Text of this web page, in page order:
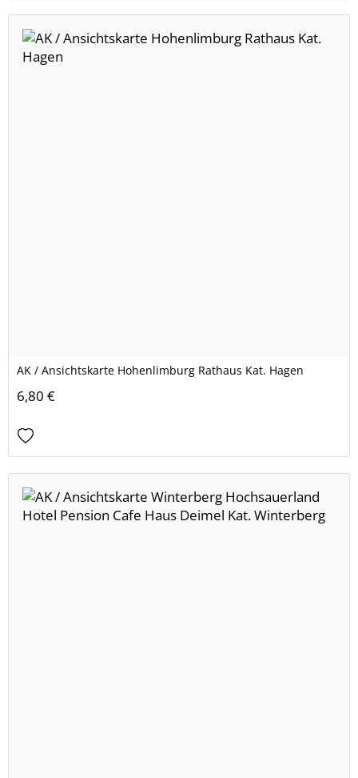
AK / Ansichtskarte Hohenlimburg Rathaus Kat. Hagen
6,80 €